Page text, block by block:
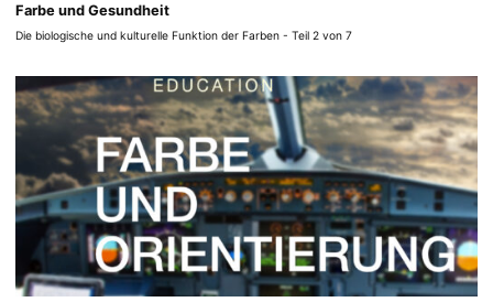
Farbe und Gesundheit
Die biologische und kulturelle Funktion der Farben - Teil 2 von 7